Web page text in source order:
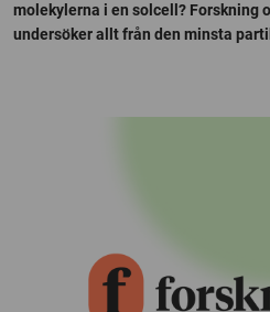
molekylerna i en solcell? Forskning
undersöker allt från den minsta